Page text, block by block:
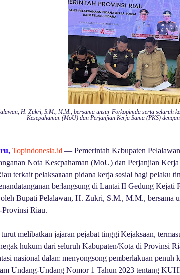
H. Zukri, S.M., M.M., bersama unsur Forkopimda serta seluruh
Kesepahaman (MoU) dan Perjanjian Kerja Sama (PKS)
Topindonesia.id — Pemerintah Kabupaten
Nota Kesepahaman (MoU) dan Perjanjian
terkait pelaksanaan pidana kerja sosial bagi pelaku
berlangsung di Lantai II Gedung Kejati
Bupati Pelalawan, H. Zukri, S.M., M.M., bersama
Provinsi Riau.
melibatkan jajaran pejabat tinggi Kejaksaan,
hukum dari seluruh Kabupaten/Kota di Provinsi
nasional dalam menyongsong pemberlakuan penuh
Undang-Undang Nomor 1 Tahun 2023 tentang